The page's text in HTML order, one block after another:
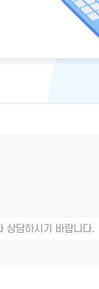
상담하시기 바랍니다.